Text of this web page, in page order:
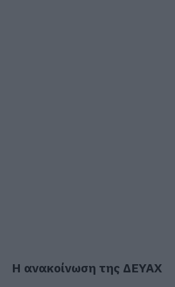
Η ανακοίνωση της ΔΕΥΑΧ